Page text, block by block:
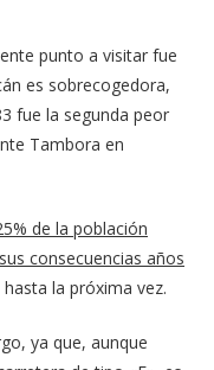
punto a visitar fue
es sobrecogedora,
fue la segunda peor
Tambora en
de la población
consecuencias años
la próxima vez.
ya que, aunque